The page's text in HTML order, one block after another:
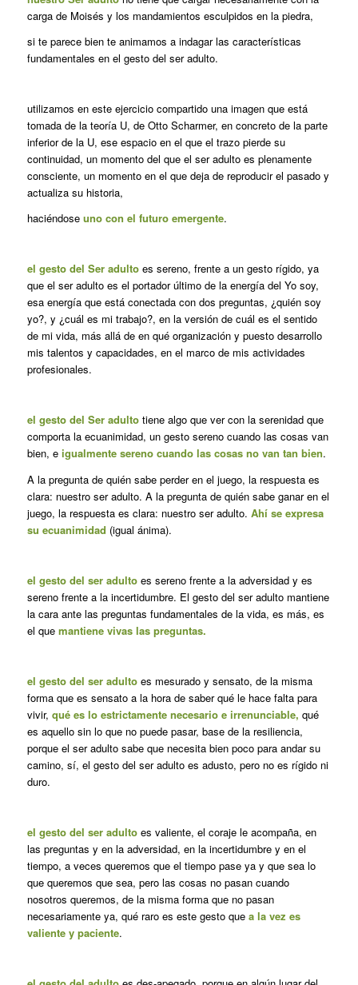
carga de Moisés y los mandamientos esculpidos en la piedra,
si te parece bien te animamos a indagar las características
fundamentales en el gesto del ser adulto.
utilizamos en este ejercicio compartido una imagen que está
tomada de la teoría U, de Otto Scharmer, en concreto de la parte
inferior de la U, ese espacio en el que el trazo pierde su
continuidad, un momento del que el ser adulto es plenamente
consciente, un momento en el que deja de reproducir el pasado y
actualiza su historia,
haciéndose uno con el futuro emergente.
el gesto del Ser adultoes sereno, frente a un gesto rígido, ya
que el ser adulto es el portador último de la energía del Yo soy,
esa energía que está conectada con dos preguntas, ¿quién soy
yo?, y ¿cuál es mi trabajo?, en la versión de cuál es el sentido
de mi vida, más allá de en qué organización y puesto desarrollo
mis talentos y capacidades, en el marco de mis actividades
profesionales.
el gesto del Ser adultotiene algo que ver con la serenidad que
comporta la ecuanimidad, un gesto sereno cuando las cosas van
bien, e igualmente sereno cuando las cosas no van tan bien.
A la pregunta de quién sabe perder en el juego, la respuesta es
clara: nuestro ser adulto. A la pregunta de quién sabe ganar en el
juego, la respuesta es clara: nuestro ser adulto. Ahí se expresa
su ecuanimidad (igual ánima).
el gesto del ser adultoes sereno frente a la adversidad y es
sereno frente a la incertidumbre. El gesto del ser adulto mantiene
la cara ante las preguntas fundamentales de la vida, es más, es
el que mantiene vivas las preguntas.
el gesto del ser adultoes mesurado y sensato, de la misma
forma que es sensato a la hora de saber qué le hace falta para
vivir, qué es lo estrictamente necesario e irrenunciable, qué
es aquello sin lo que no puede pasar, base de la resiliencia,
porque el ser adulto sabe que necesita bien poco para andar su
camino, sí, el gesto del ser adulto es adusto, pero no es rígido ni
duro.
el gesto del ser adultoes valiente, el coraje le acompaña, en
las preguntas y en la adversidad, en la incertidumbre y en el
tiempo, a veces queremos que el tiempo pase ya y que sea lo
que queremos que sea, pero las cosas no pasan cuando
nosotros queremos, de la misma forma que no pasan
necesariamente ya, qué raro es este gesto que a la vez es
valiente y paciente.